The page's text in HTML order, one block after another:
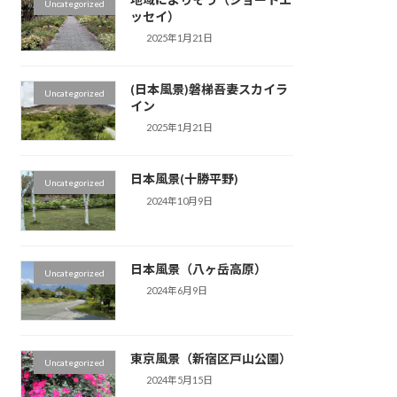
Uncategorized
ッセイ）
2025年1月21日
Uncategorized
(日本風景)磐梯吾妻スカイラ
イン
2025年1月21日
Uncategorized 日本風景(十勝平野)
2024年10月9日
Uncategorized 日本風景（八ヶ岳高原）
2024年6月9日
Uncategorized 東京風景（新宿区戸山公園）
2024年5月15日